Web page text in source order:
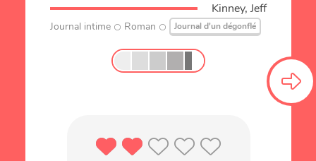
Kinney, Jeff
Journal intime Roman Journal d'un dégonflé